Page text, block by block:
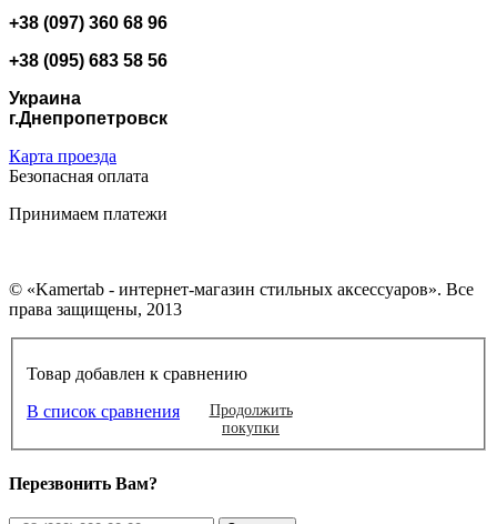
+38 (097) 360 68 96
+38 (095) 683 58 56
Украина
г.Днепропетровск
Карта проезда
Безопасная оплата
Принимаем платежи
© «Kamertab - интернет-магазин стильных аксессуаров». Все
права защищены, 2013
Товар добавлен к сравнению
В список сравнения
Продолжить
покупки
Перезвонить Вам?